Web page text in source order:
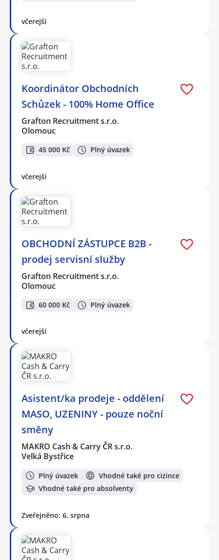
včerejší
Koordinátor Obchodních
Schůzek - 100% Home Office
Grafton Recruitment s.r.o.
Olomouc
45 000 Kč Plný úvazek
včerejší
OBCHODNÍ ZÁSTUPCE B2B -
prodej servisní služby
Grafton Recruitment s.r.o.
Olomouc
60 000 Kč Plný úvazek
včerejší
Asistent/ka prodeje - oddělení
MASO, UZENINY - pouze noční
směny
MAKRO Cash & Carry ČR s.r.o.
Velká Bystřice
Plný úvazek
Vhodné také pro cizince
Vhodné také pro absolventy
Zveřejněno: 6. srpna